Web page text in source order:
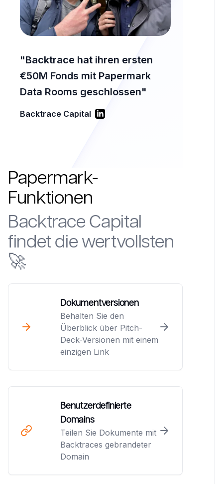
"Backtrace hat ihren ersten
€50M Fonds mit Papermark
Data Rooms geschlossen"
Backtrace Capital
Papermark-
Funktionen
Backtrace Capital
findet die wertvollsten
🚀
Dokumentversionen
Behalten Sie den
Überblick über Pitch-
Deck-Versionen mit einem
einzigen Link
Benutzerdefinierte
Domains
Teilen Sie Dokumente mit
Backtraces gebrandeter
Domain